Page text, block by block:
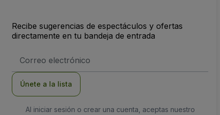
Recibe sugerencias de espectáculos y ofertas
directamente en tu bandeja de entrada
de
Únete a la lista
Al iniciar sesión o crear una cuenta, aceptas nuestro